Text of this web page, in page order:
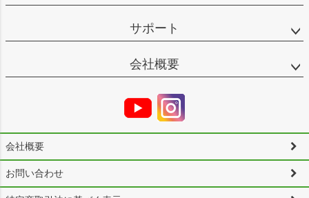
サポート
会社概要
会社概要
お問い合わせ